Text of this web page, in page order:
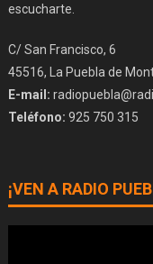
escucharte.
C/ San Francisco, 6
45516, La Puebla de
E-mail:
Teléfono: 925 750 315
¡VEN A RADIO